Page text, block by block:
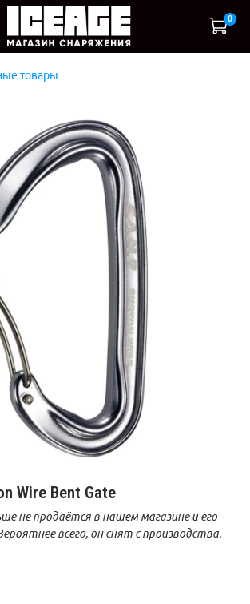
0
товары
Wire Bent Gate
не продаётся в нашем магазине и его
всего, он снят с производства.